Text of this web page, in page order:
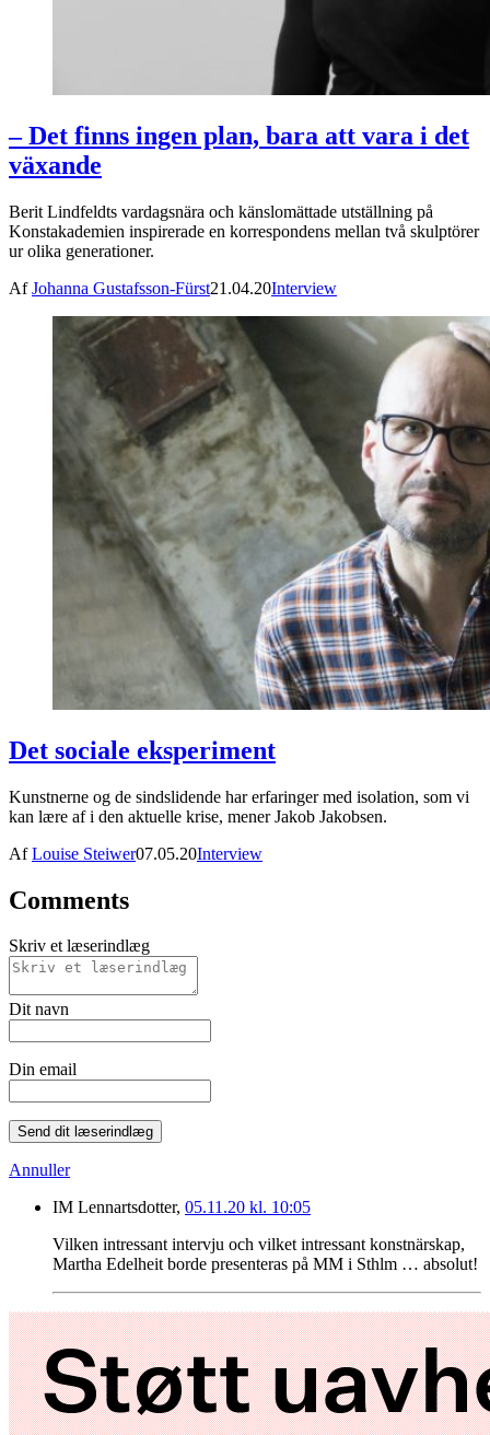
– Det finns ingen plan, bara att vara i det
växande
Berit Lindfeldts vardagsnära och känslomättade utställning på
Konstakademien inspirerade en korrespondens mellan två skulptörer
ur olika generationer.
AfJohanna Gustafsson-Fürst21.04.20Interview
Det sociale eksperiment
Kunstnerne og de sindslidende har erfaringer med isolation, som vi
kan lære af i den aktuelle krise, mener Jakob Jakobsen.
AfLouise Steiwer07.05.20Interview
Comments
Skriv et læserindlæg
Dit navn
Din email
Send dit læserindlæg
Annuller
IM Lennartsdotter, 05.11.20 kl. 10:05
Vilken intressant intervju och vilket intressant konstnärskap,
Martha Edelheit borde presenteras på MM i Sthlm … absolut!